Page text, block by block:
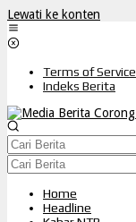
Lewati ke konten
Terms of Service
Indeks Berita
Home
Headline